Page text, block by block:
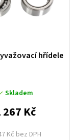
hřídele
Skladem
Kč bez DPH
267 Kč